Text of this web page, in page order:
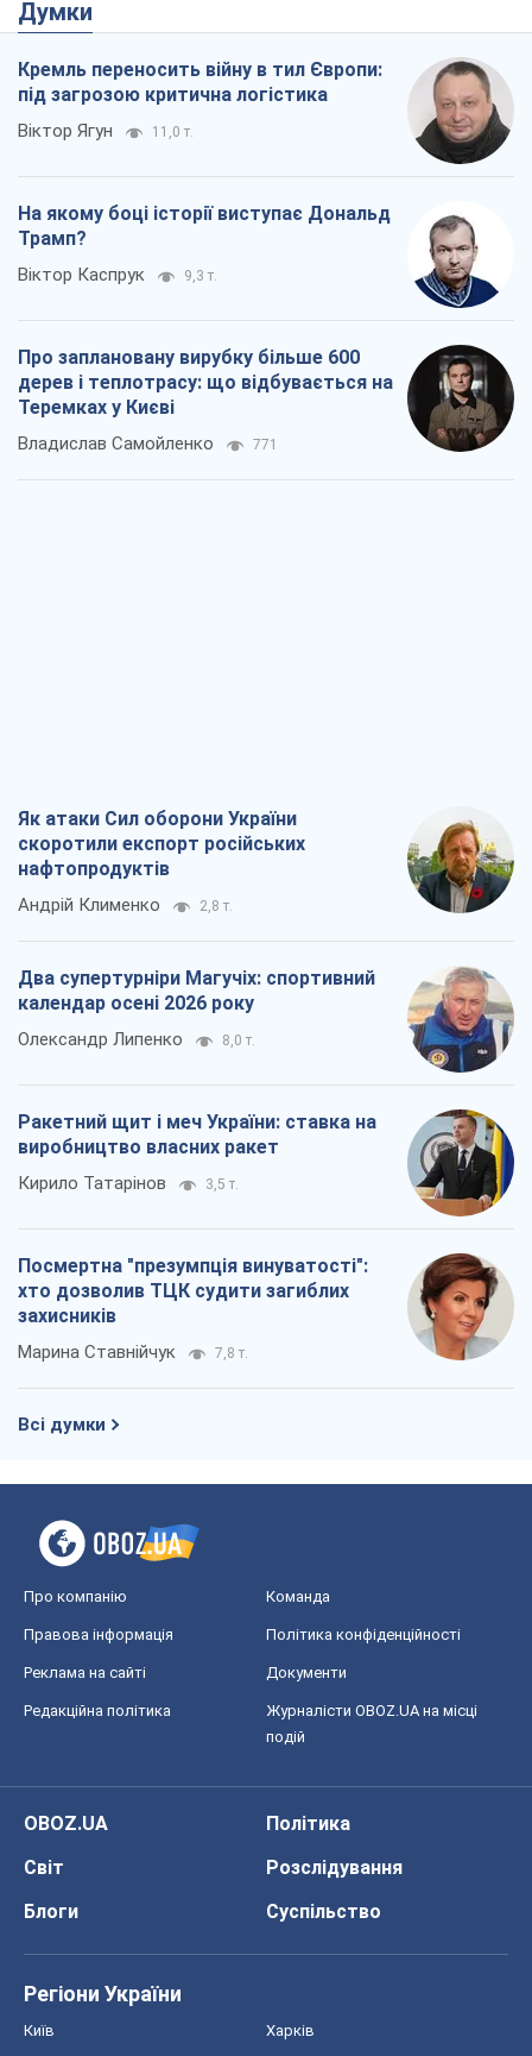
Думки
Кремль переносить війну в тил Європи:
під загрозою критична логістика
Віктор Ягун 11,0 т.
На якому боці історії виступає Дональд
Трамп?
Віктор Каспрук 9,3 т.
Про заплановану вирубку більше 600
дерев і теплотрасу: що відбувається на
Теремках у Києві
Владислав Самойленко 771
Як атаки Сил оборони України
скоротили експорт російських
нафтопродуктів
Андрій Клименко 2,8 т.
Два супертурніри Магучіх: спортивний
календар осені 2026 року
Олександр Липенко 8,0 т.
Ракетний щит і меч України: ставка на
виробництво власних ракет
Кирило Татарінов 3,5 т.
Посмертна "презумпція винуватості":
хто дозволив ТЦК судити загиблих
захисників
Марина Ставнійчук 7,8 т.
Всі думки
Про компанію Команда
Правова інформація Політика конфіденційності
Реклама на сайті Документи
Редакційна політика
Журналісти OBOZ.UA на місці
подій
OBOZ.UA
Політика
Світ
Розслідування
Блоги
Суспільство
Регіони України
Київ Харків